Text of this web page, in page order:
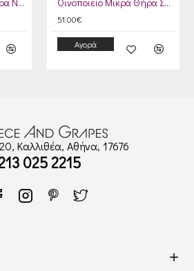
51.00€
Αγορά
Καλλιθέα, Αθήνα, 17676
025 2215